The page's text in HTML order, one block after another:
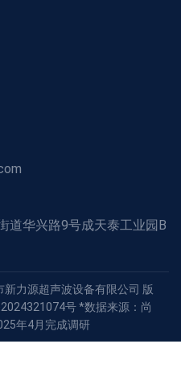
道华兴路9号成天泰工业园B
力源超声波设备有限公司 版
号*数据来源：尚
年4月完成调研